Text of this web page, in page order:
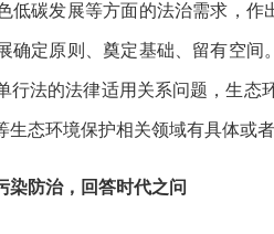
低碳发展等方面的法治需求，
确定原则、奠定基础、留有空
行法的法律适用关系问题，生态
生态环境保护相关领域有具体或
染防治，回答时代之问